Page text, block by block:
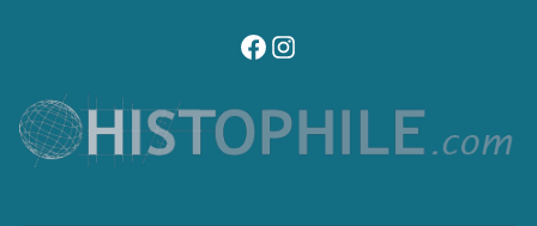
visitez notre page facebook
suivez notre compte instagram